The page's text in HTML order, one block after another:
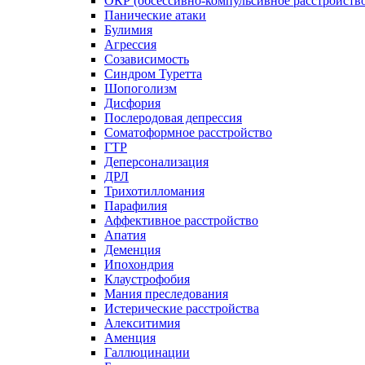
Панические атаки
Булимия
Агрессия
Созависимость
Синдром Туретта
Шопоголизм
Дисфория
Послеродовая депрессия
Соматоформное расстройство
ГТР
Деперсонализация
ДРЛ
Трихотилломания
Парафилия
Аффективное расстройство
Апатия
Деменция
Ипохондрия
Клаустрофобия
Мания преследования
Истерические расстройства
Алекситимия
Аменция
Галлюцинации